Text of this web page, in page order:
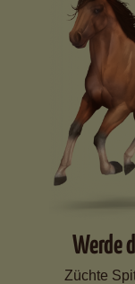
Werde
Züchte